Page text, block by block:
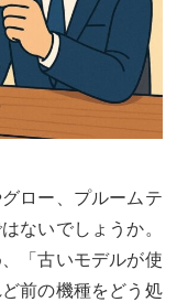
ロー、プルームテ
ないでしょうか。
「古いモデルが使
前の機種をどう処